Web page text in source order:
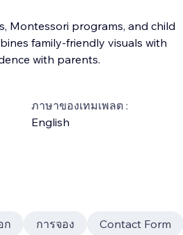
Montessori programs, and child
family-friendly visuals with
with parents.
ภาษาของเทมเพลต :
English
ก การจอง Contact Form